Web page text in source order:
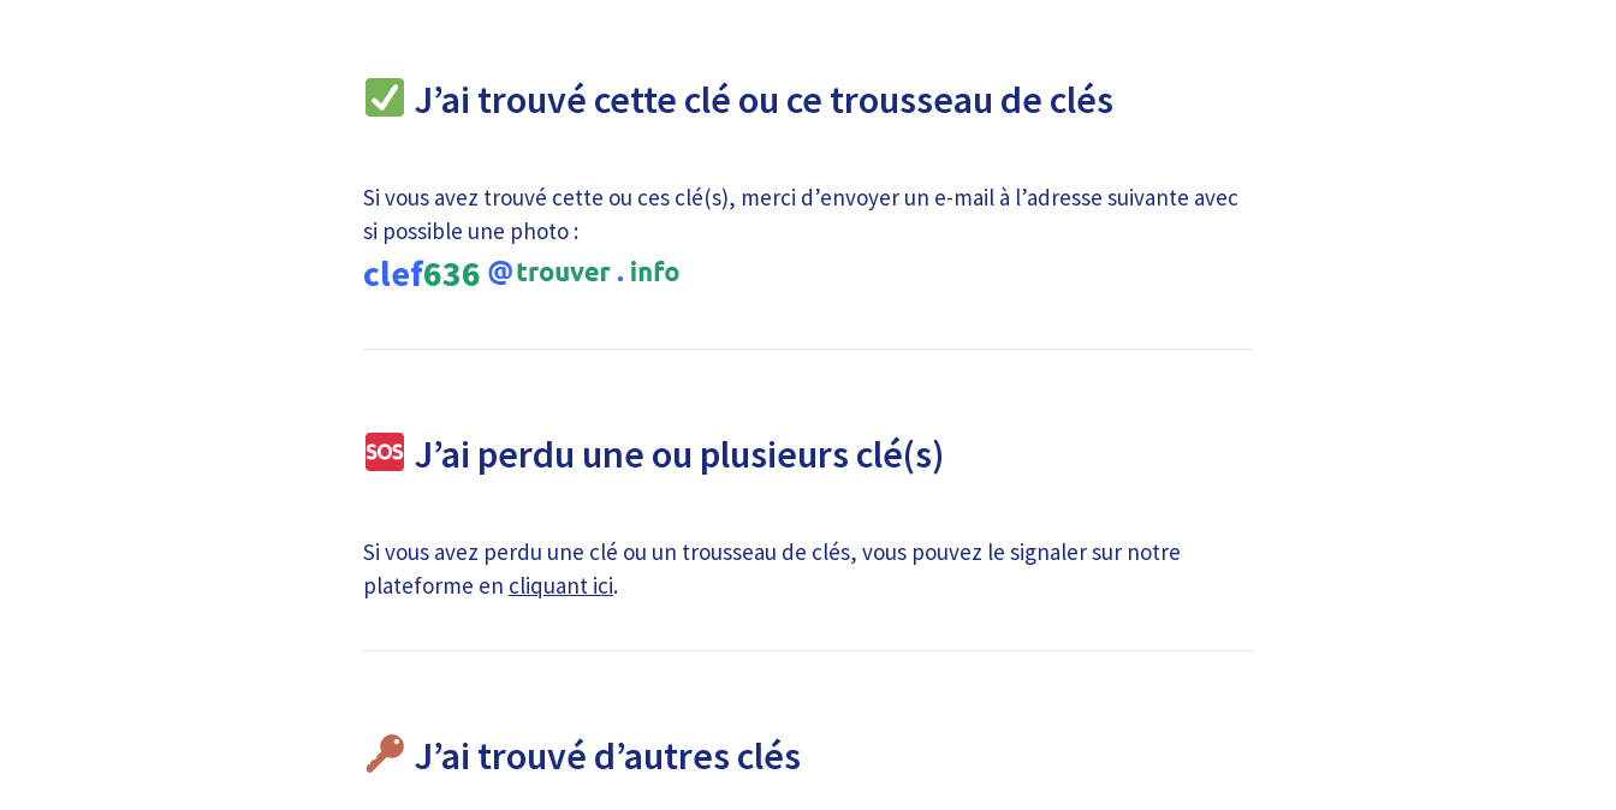
J’ai trouvé cette clé ou ce trousseau de clés
Si vous avez trouvé cette ou ces clé(s), merci d’envoyer un e-mail à l’adresse suivante avec
si possible une photo :
clef636
J’ai perdu une ou plusieurs clé(s)
Si vous avez perdu une clé ou un trousseau de clés, vous pouvez le signaler sur notre
plateforme en cliquant ici.
J’ai trouvé d’autres clés